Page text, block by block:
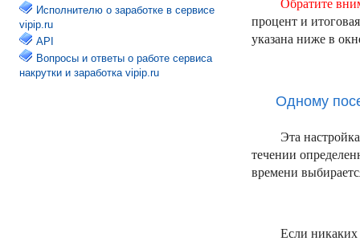
Исполнителю о заработке в сервисе
vipip.ru
API
Вопросы и ответы о работе сервиса
накрутки и заработка vipip.ru
Обратите
процент и
указана ниже в
Одному
Эта
течении
времени
Если никаких